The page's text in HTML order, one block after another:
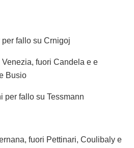
fallo su Crnigoj
fuori Candela e e
Busio
per fallo su Tessmann
fuori Pettinari, Coulibaly e